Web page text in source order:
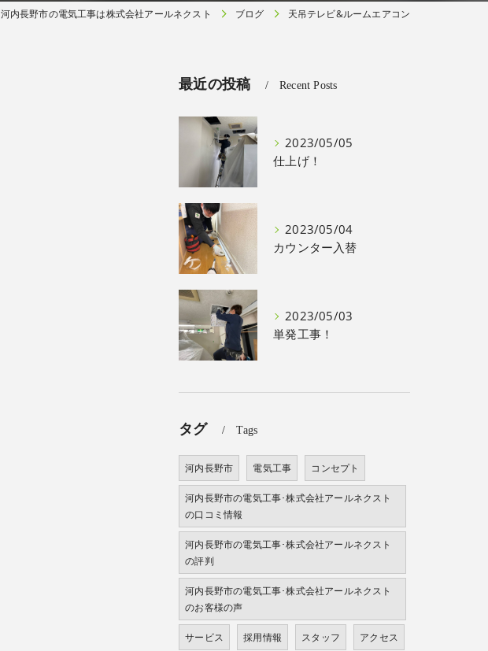
河内長野市の電気工事は株式会社アールネクスト ブログ 天吊テレビ&ルームエアコン
最近の投稿 Recent Posts
2023/05/05
仕上げ！
2023/05/04
カウンター入替
2023/05/03
単発工事！
タグ Tags
河内長野市 電気工事 コンセプト
河内長野市の電気工事･株式会社アールネクスト
の口コミ情報
河内長野市の電気工事･株式会社アールネクスト
の評判
河内長野市の電気工事･株式会社アールネクスト
のお客様の声
サービス 採用情報 スタッフ アクセス